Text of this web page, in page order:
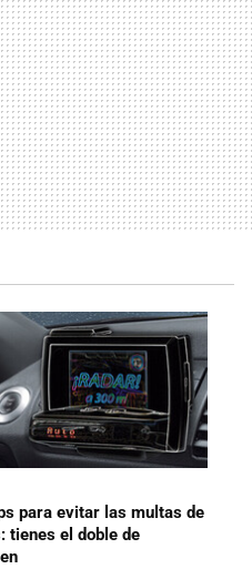
para evitar las multas de
tienes el doble de